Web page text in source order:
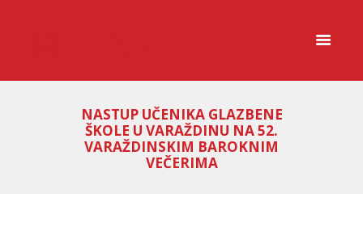
NASTUP UČENIKA GLAZBENE
ŠKOLE U VARAŽDINU NA 52.
VARAŽDINSKIM BAROKNIM
VEČERIMA